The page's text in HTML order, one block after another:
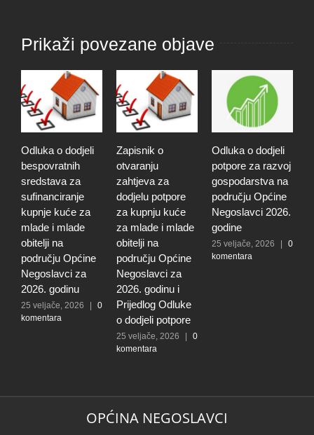
Prikaži povezane objave
Odluka o dodjeli
bespovratnih
sredstava za
sufinanciranje
kupnje kuće za
mlade i mlade
obitelji na
području Općine
Negoslavci za
2026. godinu
25 veljače, 2026
0
komentara
Zapisnik o
otvaranju
zahtjeva za
dodjelu potpore
za kupnju kuće
za mlade i mlade
obitelji na
području Općine
Negoslavci za
2026. godinu i
Prijedlog Odluke
o dodjeli potpore
25 veljače, 2026
0
komentara
Odluka o dodjeli
potpore za razvoj
gospodarstva na
području Općine
Negoslavci 2026.
godine
25 veljače, 2026
0
komentara
OPĆINA NEGOSLAVCI